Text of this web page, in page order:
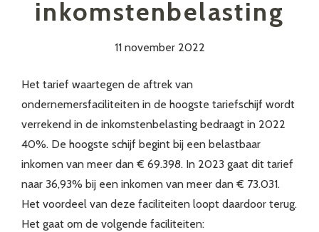
inkomstenbelasting
11 november 2022
Het tarief waartegen de aftrek van
ondernemersfaciliteiten in de hoogste tariefschijf wordt
verrekend in de inkomstenbelasting bedraagt in 2022
40%. De hoogste schijf begint bij een belastbaar
inkomen van meer dan € 69.398. In 2023 gaat dit tarief
naar 36,93% bij een inkomen van meer dan € 73.031.
Het voordeel van deze faciliteiten loopt daardoor terug.
Het gaat om de volgende faciliteiten: